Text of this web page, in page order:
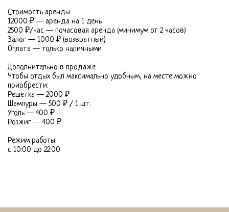
Стоимость аренды
12000 ₽ — аренда на 1 день
2500 ₽/час — почасовая аренда (минимум от 2 часов)
Залог — 1000 ₽ (возвратный)
Оплата — только наличными
Дополнительно в продаже
Чтобы отдых был максимально удобным, на месте можно
приобрести:
Решетка — 2000 ₽
Шампуры — 500 ₽ / 1 шт.
Уголь — 400 ₽
Розжиг — 400 ₽
Режим работы
с 10:00 до 22:00
Комментарий